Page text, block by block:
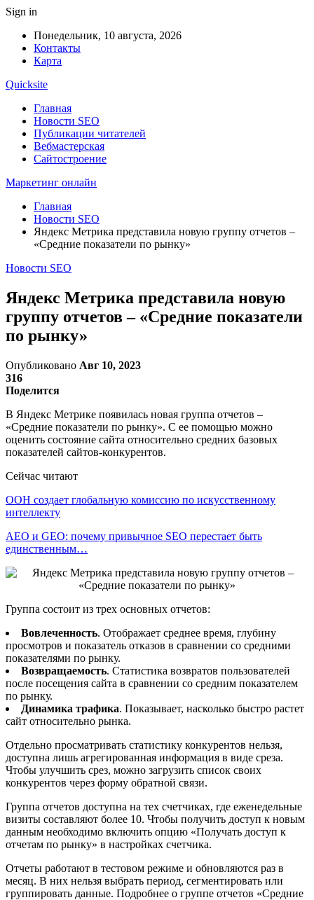
Sign in
Понедельник, 10 августа, 2026
Контакты
Карта
Quicksite
Главная
Новости SEO
Публикации читателей
Вебмастерская
Сайтостроение
Маркетинг онлайн
Главная
Новости SEO
Яндекс Метрика представила новую группу отчетов –
«Средние показатели по рынку»
Новости SEO
Яндекс Метрика представила новую
группу отчетов – «Средние показатели
по рынку»
Опубликовано Авг 10, 2023
316
Поделится
В Яндекс Метрике появилась новая группа отчетов –
«Средние показатели по рынку». С ее помощью можно
оценить состояние сайта относительно средних базовых
показателей сайтов-конкурентов.
Сейчас читают
ООН создает глобальную комиссию по искусственному
интеллекту
AEO и GEO: почему привычное SEO перестает быть
единственным…
Группа состоит из трех основных отчетов:
Вовлеченность. Отображает среднее время, глубину
просмотров и показатель отказов в сравнении со средними
показателями по рынку.
Возвращаемость. Статистика возвратов пользователей
после посещения сайта в сравнении со средним показателем
по рынку.
Динамика трафика. Показывает, насколько быстро растет
сайт относительно рынка.
Отдельно просматривать статистику конкурентов нельзя,
доступна лишь агрегированная информация в виде среза.
Чтобы улучшить срез, можно загрузить список своих
конкурентов через форму обратной связи.
Группа отчетов доступна на тех счетчиках, где еженедельные
визиты составляют более 10. Чтобы получить доступ к новым
данным необходимо включить опцию «Получать доступ к
отчетам по рынку» в настройках счетчика.
Отчеты работают в тестовом режиме и обновляются раз в
месяц. В них нельзя выбрать период, сегментировать или
группировать данные. Подробнее о группе отчетов «Средние